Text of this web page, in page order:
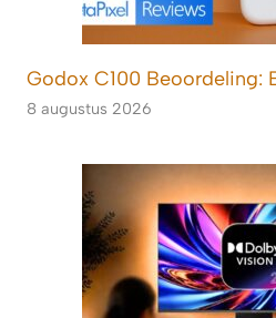
Godox C100 Beoordeling:
8 augustus 2026